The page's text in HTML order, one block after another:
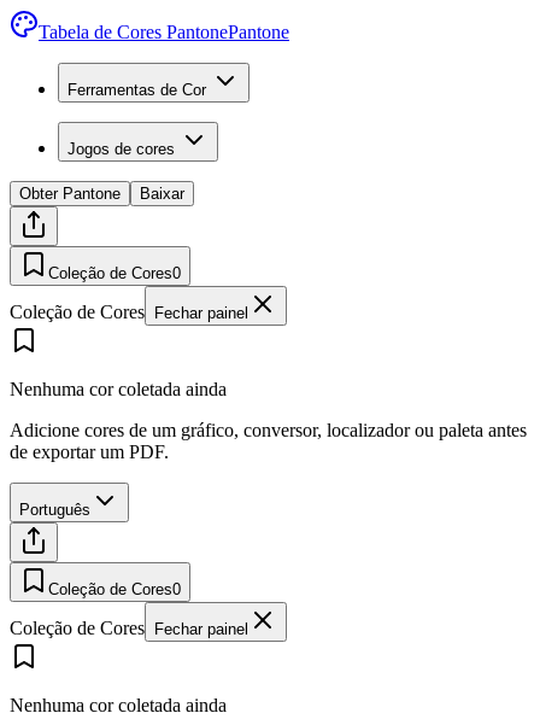
Tabela de Cores PantonePantone
Ferramentas de Cor
Jogos de cores
Obter Pantone Baixar
Coleção de Cores0
Coleção de Cores Fechar painel
Nenhuma cor coletada ainda
Adicione cores de um gráfico, conversor, localizador ou paleta antes
de exportar um PDF.
Português
Coleção de Cores0
Coleção de Cores Fechar painel
Nenhuma cor coletada ainda